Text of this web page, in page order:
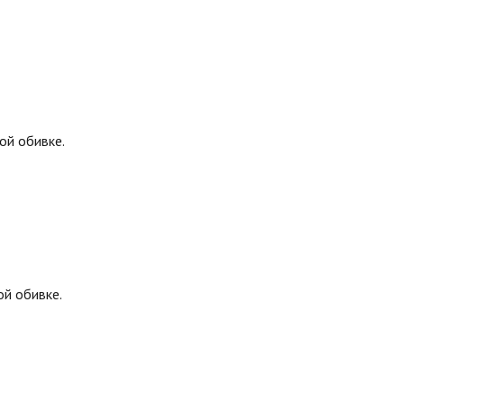
обивке.
обивке.